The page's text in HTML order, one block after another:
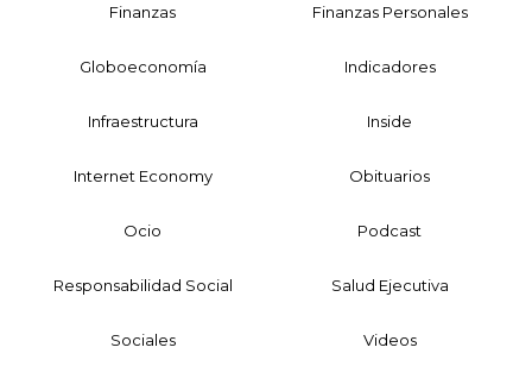
Finanzas Finanzas Personales
Globoeconomía Indicadores
Infraestructura Inside
Internet Economy Obituarios
Ocio Podcast
Responsabilidad Social Salud Ejecutiva
Sociales Videos